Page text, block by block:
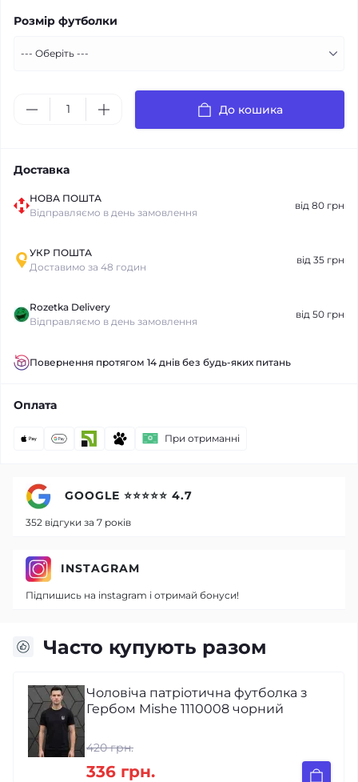
Розмір футболки
До кошика
Доставка
НОВА ПОШТА
Відправляємо в день замовлення
від 80 грн
УКР ПОШТА
Доставимо за 48 годин
від 35 грн
Rozetka Delivery
Відправляємо в день замовлення
від 50 грн
Повернення протягом 14 днів без будь-яких питань
Оплата
При отриманні
Часто купують разом
Чоловіча патріотична футболка з
Гербом Mishe 1110008 чорний
420 грн.
336 грн.
GOOGLE ⭐⭐⭐⭐⭐ 4.7
352 відгуки за 7 років
INSTAGRAM
Підпишись на instagram і отримай бонуси!